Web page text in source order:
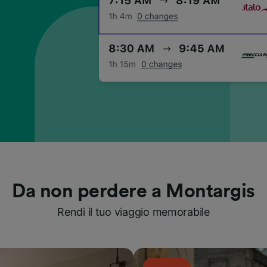
Da non perdere a Montargis
Rendi il tuo viaggio memorabile